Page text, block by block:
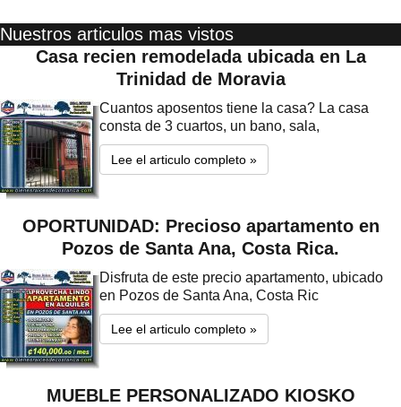
Nuestros articulos mas vistos
Casa recien remodelada ubicada en La
Trinidad de Moravia
Cuantos aposentos tiene la casa? La casa
consta de 3 cuartos, un bano, sala,
Lee el articulo completo »
OPORTUNIDAD: Precioso apartamento en
Pozos de Santa Ana, Costa Rica.
Disfruta de este precio apartamento, ubicado
en Pozos de Santa Ana, Costa Ric
Lee el articulo completo »
MUEBLE PERSONALIZADO KIOSKO